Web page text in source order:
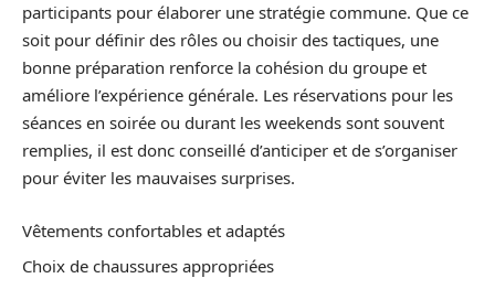
participants pour élaborer une stratégie commune. Que ce
soit pour définir des rôles ou choisir des tactiques, une
bonne préparation renforce la cohésion du groupe et
améliore l’expérience générale. Les réservations pour les
séances en soirée ou durant les weekends sont souvent
remplies, il est donc conseillé d’anticiper et de s’organiser
pour éviter les mauvaises surprises.
Vêtements confortables et adaptés
Choix de chaussures appropriées